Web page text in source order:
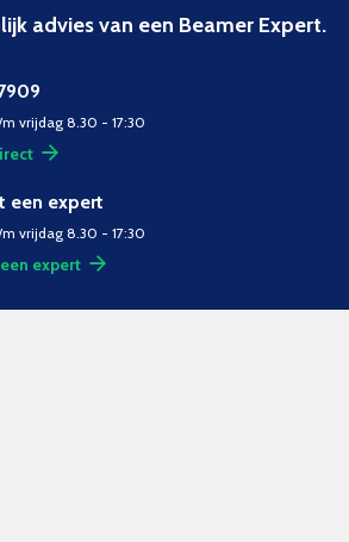
advies van een Beamer Expert.
vrijdag 8.30 - 17:30
een expert
vrijdag 8.30 - 17:30
expert